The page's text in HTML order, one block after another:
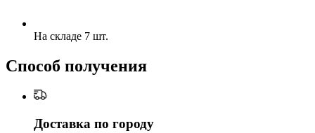
На складе 7 шт.
Способ получения
Доставка по городу